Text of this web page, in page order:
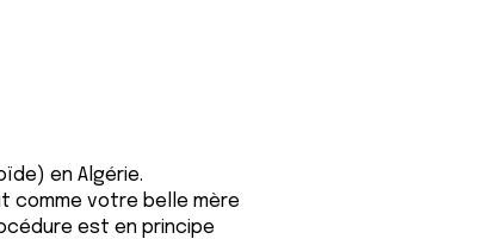
en Algérie.
comme votre belle mère
est en principe